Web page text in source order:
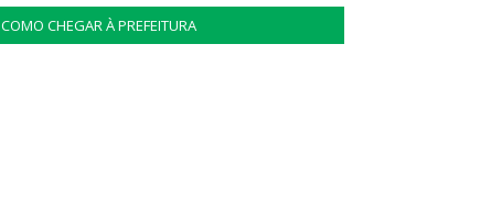
COMO CHEGAR À PREFEITURA